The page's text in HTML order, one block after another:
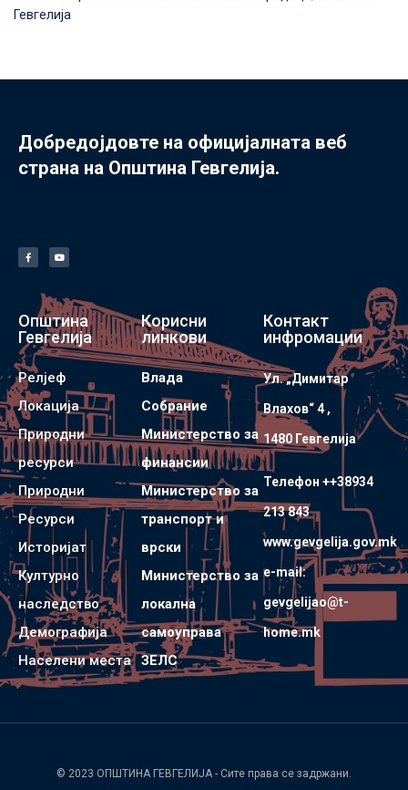
Гевгелија
Добредојдовте на официјалната веб
страна на Општина Гевгелија.
Општина
Гевгелија
Релјеф
Локација
Природни
ресурси
Природни
Ресурси
Историјат
Културно
наследство
Демографија
Населени места
Корисни
линкови
Влада
Собрание
Министерство за
финансии
Министерство за
транспорт и
врски
Министерство за
локална
самоуправа
ЗЕЛС
Контакт
инфромации
Ул. „Димитар
Влахов“ 4 ,
1480 Гевгелијa
Телефон ++38934
213 843
www.gevgelija.gov.mk
e-mail:
gevgelijao@t-
home.mk
© 2023 ОПШТИНА ГЕВГЕЛИЈА - Сите права се задржани.